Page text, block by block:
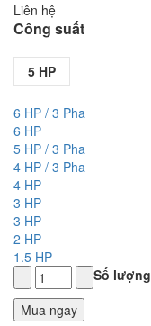
Liên hệ
Công suất
5 HP
6 HP / 3 Pha
6 HP
5 HP / 3 Pha
4 HP / 3 Pha
4 HP
3 HP
3 HP
2 HP
1.5 HP
Số lượng
Mua ngay